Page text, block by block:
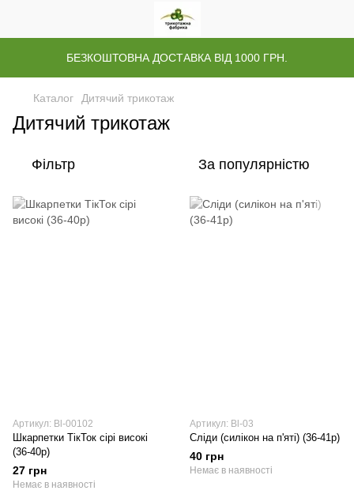
БЕЗКОШТОВНА ДОСТАВКА ВІД 1000 ГРН.
Каталог Дитячий трикотаж
Дитячий трикотаж
Фільтр За популярністю
Артикул: Bl-00102
Шкарпетки ТікТок сірі високі
(36-40р)
27 грн
Немає в наявності
Артикул: Bl-03
Сліди (силікон на п'яті) (36-41р)
40 грн
Немає в наявності